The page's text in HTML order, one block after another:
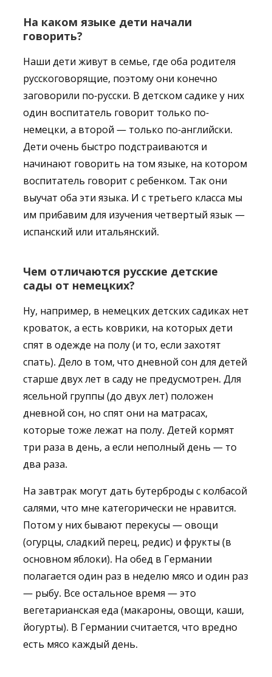
На каком языке дети начали
говорить?
Наши дети живут в семье, где оба родителя
русскоговорящие, поэтому они конечно
заговорили по-русски. В детском садике у них
один воспитатель говорит только по-
немецки, а второй — только по-английски.
Дети очень быстро подстраиваются и
начинают говорить на том языке, на котором
воспитатель говорит с ребенком. Так они
выучат оба эти языка. И с третьего класса мы
им прибавим для изучения четвертый язык —
испанский или итальянский.
Чем отличаются русские детские
сады от немецких?
Ну, например, в немецких детских садиках нет
кроваток, а есть коврики, на которых дети
спят в одежде на полу (и то, если захотят
спать). Дело в том, что дневной сон для детей
старше двух лет в саду не предусмотрен. Для
ясельной группы (до двух лет) положен
дневной сон, но спят они на матрасах,
которые тоже лежат на полу. Детей кормят
три раза в день, а если неполный день — то
два раза.
На завтрак могут дать бутерброды с колбасой
салями, что мне категорически не нравится.
Потом у них бывают перекусы — овощи
(огурцы, сладкий перец, редис) и фрукты (в
основном яблоки). На обед в Германии
полагается один раз в неделю мясо и один раз
— рыбу. Все остальное время — это
вегетарианская еда (макароны, овощи, каши,
йогурты). В Германии считается, что вредно
есть мясо каждый день.